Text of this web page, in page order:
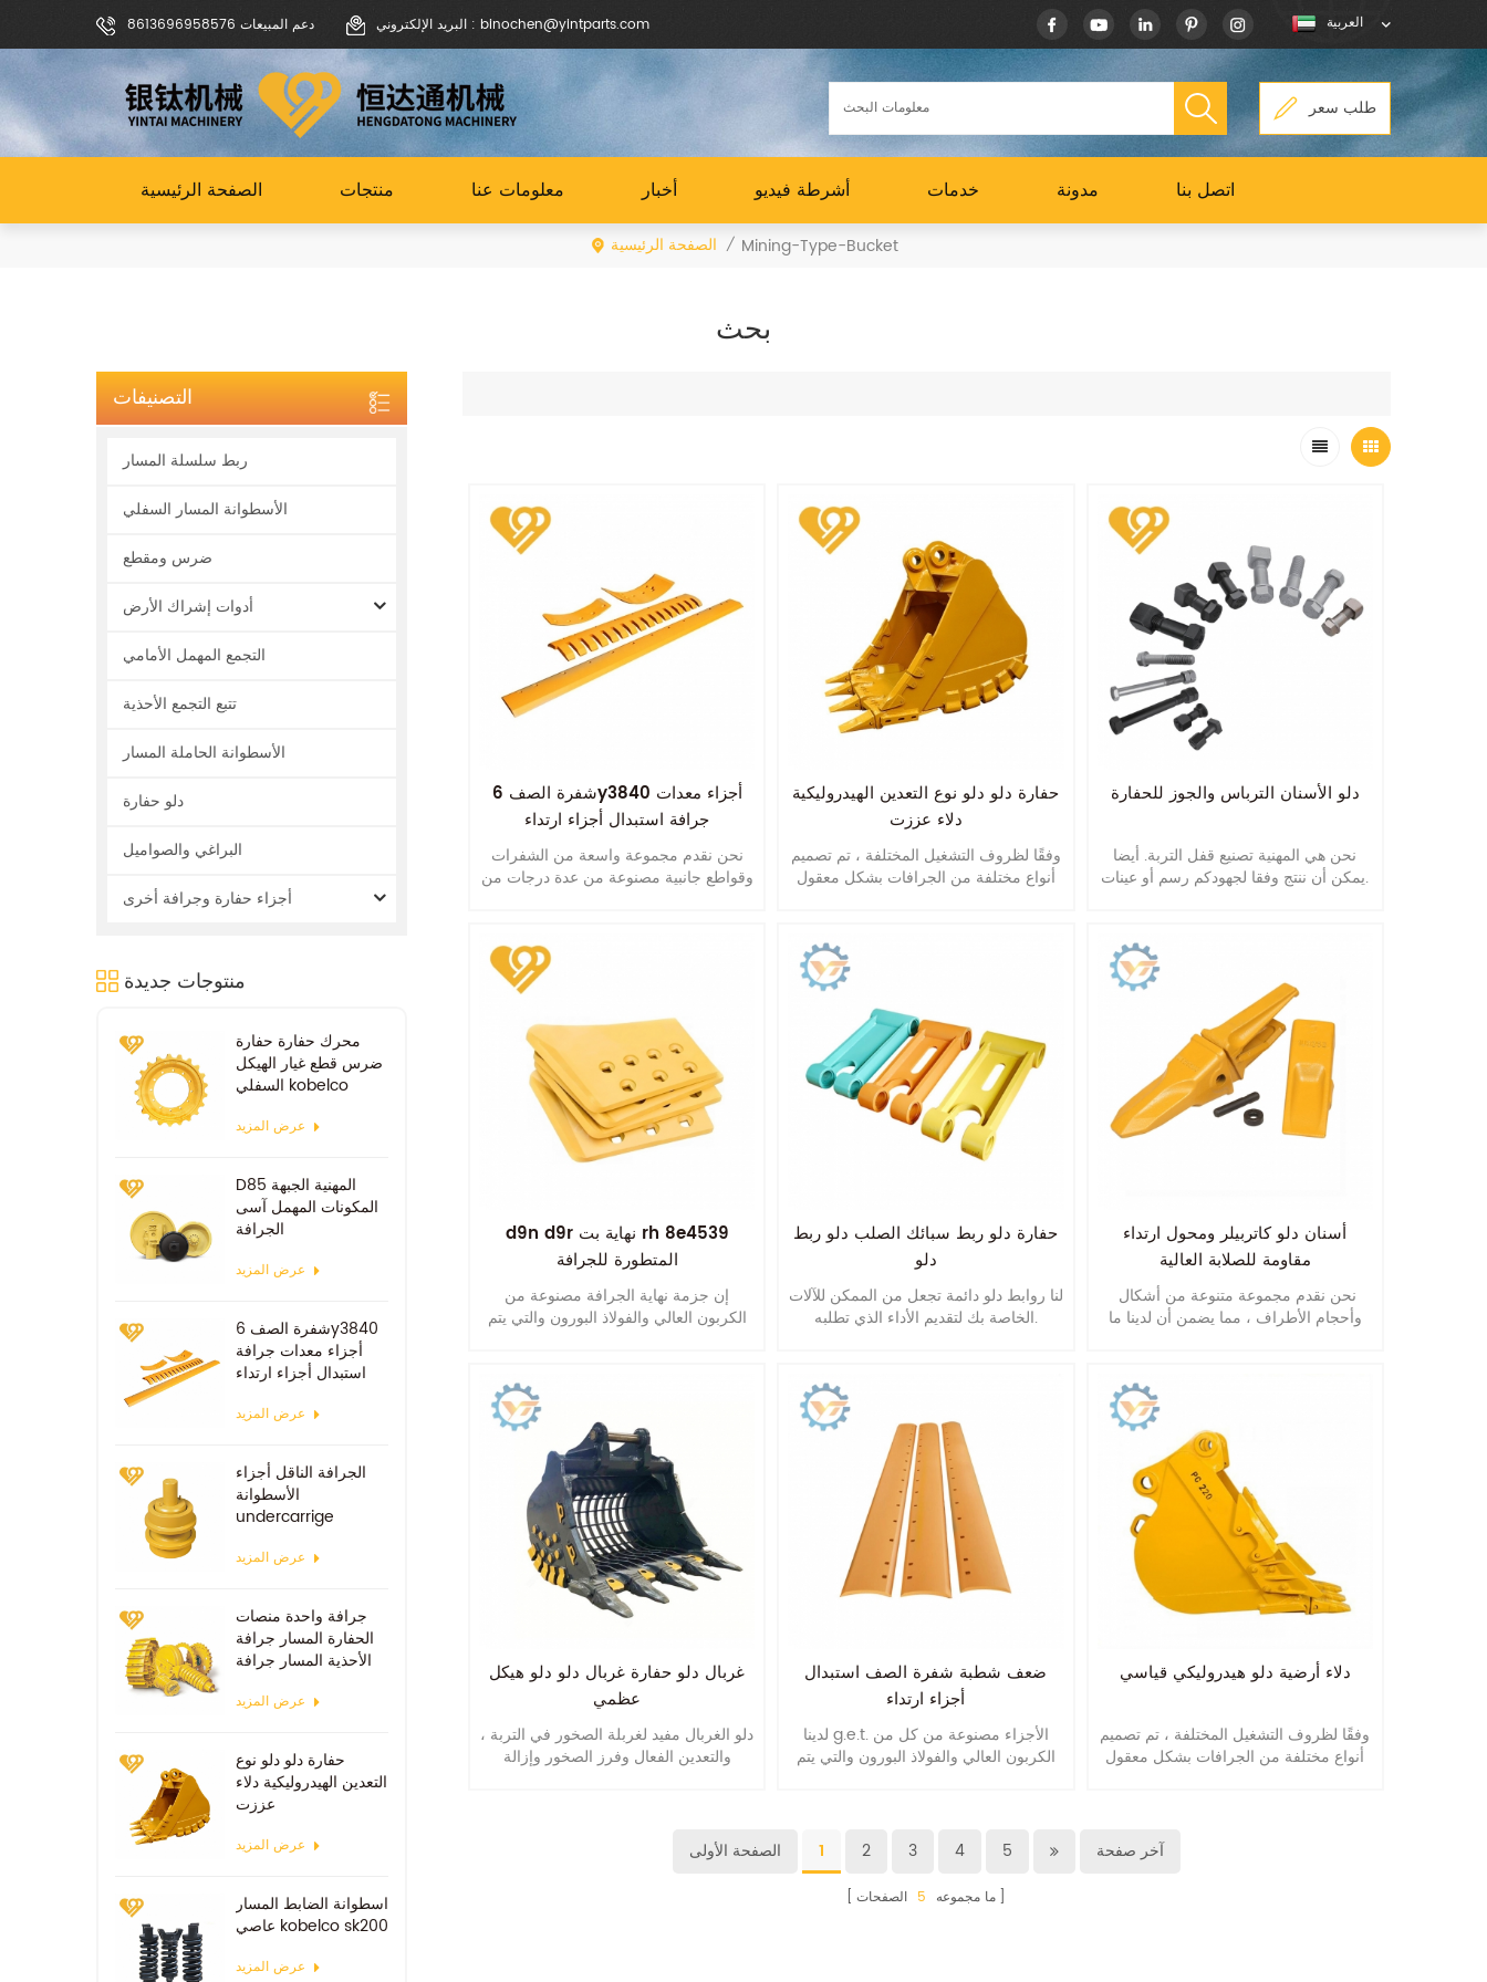
دعم المبيعات 8613696958576 البريد الإلكتروني : binochen@yintparts.com العربية
طلب سعر
الصفحة الرئيسية منتجات معلومات عنا أخبار أشرطة فيديو خدمات مدونة اتصل بنا
الصفحة الرئيسية / Mining-Type-Bucket
بحث
التصنيفات
ربط سلسلة المسار
الأسطوانة المسار السفلي
ضرس ومقطع
أدوات إشراك الأرض
التجمع المهمل الأمامي
تتبع التجمع الأحذية
الأسطوانة الحاملة المسار
دلو حفارة
البراغي والصواميل
أجزاء حفارة وجرافة أخرى
منتوجات جديدة
محرك حفارة حفارة
ضرس قطع غيار الهيكل
السفلي kobelco
عرض المزيد
D85 المهنية الجبهة
المكونات المهمل آسى
الجرافة
عرض المزيد
شفرة الصف 6y3840
أجزاء معدات جرافة
استبدال أجزاء ارتداء
عرض المزيد
الجرافة الناقل أجزاء
الأسطوانة
undercarrige
عرض المزيد
جرافة واحدة منصات
الحفارة المسار جرافة
الأحذية المسار جرافة
عرض المزيد
حفارة دلو دلو نوع
التعدين الهيدروليكية دلاء
عززت
عرض المزيد
اسطوانة الضابط المسار
عاصي kobelco sk200
عرض المزيد
شفرة الصف 6y3840 أجزاء معدات
جرافة استبدال أجزاء ارتداء
نحن نقدم مجموعة واسعة من الشفرات
وقواطع جانبية مصنوعة من عدة درجات من
حفارة دلو دلو نوع التعدين الهيدروليكية
دلاء عززت
وفقًا لظروف التشغيل المختلفة ، تم تصميم
أنواع مختلفة من الجرافات بشكل معقول
دلو الأسنان الترباس والجوز للحفارة
نحن هي المهنية تصنيع قفل التربة. أيضا
يمكن أن ننتج وفقا لجهودكم رسم أو عينات.
d9n d9r نهاية بت rh 8e4539
المتطورة للجرافة
إن جزمة نهاية الجرافة مصنوعة من
الكربون العالي والفولاذ البورون والتي يتم
حفارة دلو ربط سبائك الصلب دلو ربط
دلو
لنا روابط دلو دائمة تجعل من الممكن للآلات
الخاصة بك لتقديم الأداء الذي تطلبه.
أسنان دلو كاتربيلر ومحول ارتداء
مقاومة للصلابة العالية
وأحجام الأطراف ، مما يضمن أن لدينا ما
غربال دلو حفارة غربال دلو دلو هيكل
عظمي
دلو الغربال مفيد لغربلة الصخور في التربة ،
والتعدين الفعال وفرز الصخور وإزالة
ضعف شطبة شفرة الصف استبدال
أجزاء ارتداء
لدينا g.e.t. الأجزاء مصنوعة من كل من
الكربون العالي والفولاذ البورون والتي يتم
دلاء أرضية دلو هيدروليكي قياسي
وفقًا لظروف التشغيل المختلفة ، تم تصميم
أنواع مختلفة من الجرافات بشكل معقول
الصفحة الأولى
1 2 3 4 5 آخر صفحة
ما مجموعه 5 الصفحات